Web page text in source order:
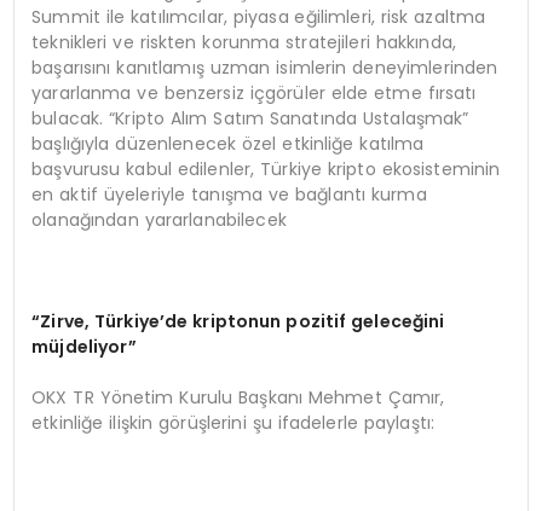
Summit ile katılımcılar, piyasa eğilimleri, risk azaltma
teknikleri ve riskten korunma stratejileri hakkında,
başarısını kanıtlamış uzman isimlerin deneyimlerinden
yararlanma ve benzersiz içgörüler elde etme fırsatı
bulacak. “Kripto Alım Satım Sanatında Ustalaşmak”
başlığıyla düzenlenecek özel etkinliğe katılma
başvurusu kabul edilenler, Türkiye kripto ekosisteminin
en aktif üyeleriyle tanışma ve bağlantı kurma
olanağından yararlanabilecek
“Zirve, Türkiye’de kriptonun pozitif geleceğini
müjdeliyor”
OKX TR Yönetim Kurulu Başkanı Mehmet Çamır,
etkinliğe ilişkin görüşlerini şu ifadelerle paylaştı: